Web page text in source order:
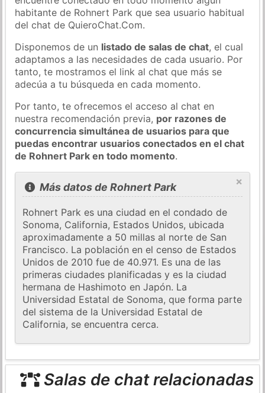
habitante de Rohnert Park que sea usuario habitual
del chat de QuieroChat.Com.
Disponemos de un listado de salas de chat, el cual
adaptamos a las necesidades de cada usuario. Por
tanto, te mostramos el link al chat que más se
adecúa a tu búsqueda en cada momento.
Por tanto, te ofrecemos el acceso al chat en
nuestra recomendación previa, por razones de
concurrencia simultánea de usuarios para que
puedas encontrar usuarios conectados en el chat
de Rohnert Park en todo momento.
×
Más datos de Rohnert Park
Rohnert Park es una ciudad en el condado de
Sonoma, California, Estados Unidos, ubicada
aproximadamente a 50 millas al norte de San
Francisco. La población en el censo de Estados
Unidos de 2010 fue de 40.971. Es una de las
primeras ciudades planificadas y es la ciudad
hermana de Hashimoto en Japón. La
Universidad Estatal de Sonoma, que forma parte
del sistema de la Universidad Estatal de
California, se encuentra cerca.
Salas de chat relacionadas